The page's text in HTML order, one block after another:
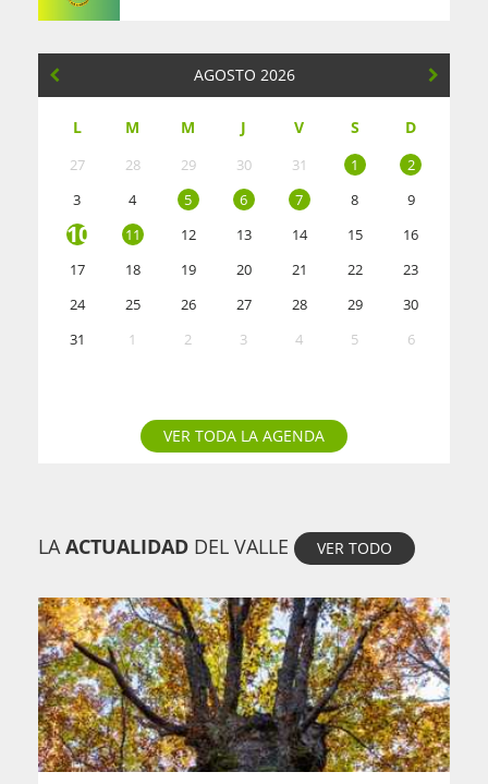
AGOSTO 2026
L M M J V S D
27 28 29 30 31 1
2
3
4 5 6 7 8 9
10 11 12 13 14 15
16
17
18 19 20 21 22
23
24
25 26 27 28 29
30
31
1 2 3 4 5 6
VER TODA LA AGENDA
LA ACTUALIDAD DEL VALLE VER TODO